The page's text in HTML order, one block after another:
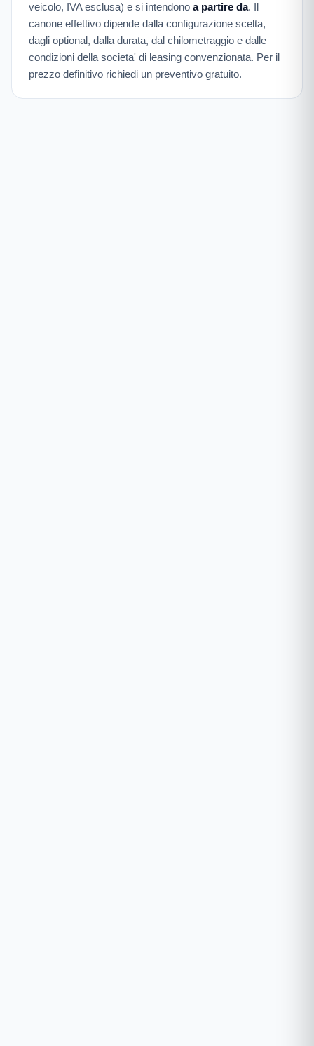
veicolo, IVA esclusa) e si intendono a partire da. Il
canone effettivo dipende dalla configurazione scelta,
dagli optional, dalla durata, dal chilometraggio e dalle
condizioni della societa' di leasing convenzionata. Per il
prezzo definitivo richiedi un preventivo gratuito.